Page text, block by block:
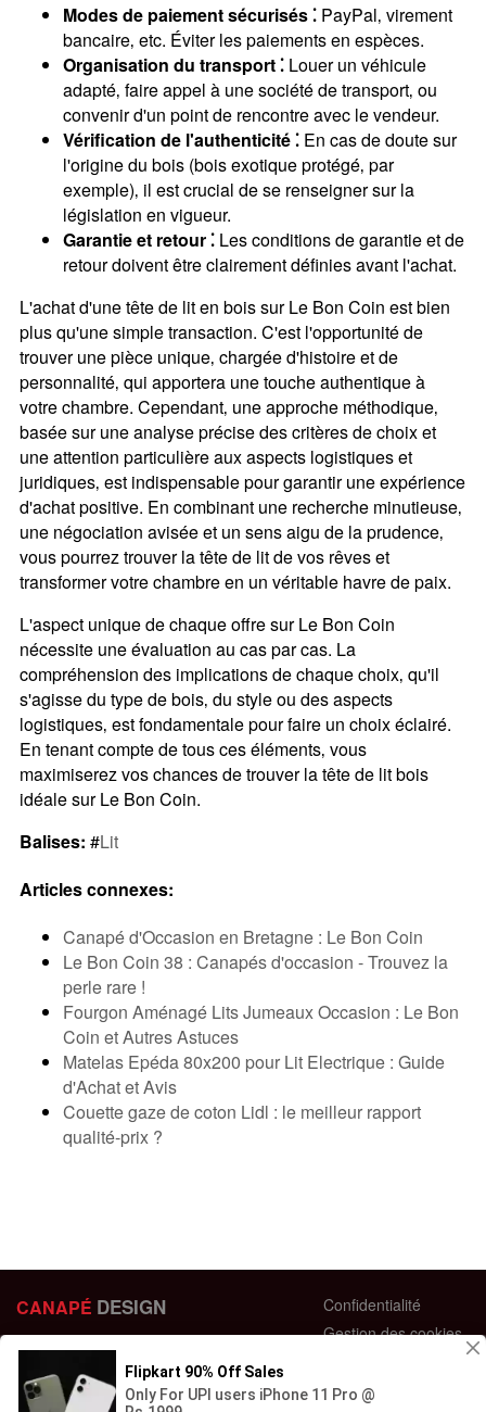
Modes de paiement sécurisés ⁚PayPal‚ virement
bancaire‚ etc. Éviter les paiements en espèces.
Organisation du transport ⁚Louer un véhicule
adapté‚ faire appel à une société de transport‚ ou
convenir d'un point de rencontre avec le vendeur.
Vérification de l'authenticité ⁚En cas de doute sur
l'origine du bois (bois exotique protégé‚ par
exemple)‚ il est crucial de se renseigner sur la
législation en vigueur.
Garantie et retour ⁚Les conditions de garantie et de
retour doivent être clairement définies avant l'achat.
L'achat d'une tête de lit en bois sur Le Bon Coin est bien
plus qu'une simple transaction. C'est l'opportunité de
trouver une pièce unique‚ chargée d'histoire et de
personnalité‚ qui apportera une touche authentique à
votre chambre. Cependant‚ une approche méthodique‚
basée sur une analyse précise des critères de choix et
une attention particulière aux aspects logistiques et
juridiques‚ est indispensable pour garantir une expérience
d'achat positive. En combinant une recherche minutieuse‚
une négociation avisée et un sens aigu de la prudence‚
vous pourrez trouver la tête de lit de vos rêves et
transformer votre chambre en un véritable havre de paix.
L'aspect unique de chaque offre sur Le Bon Coin
nécessite une évaluation au cas par cas. La
compréhension des implications de chaque choix‚ qu'il
s'agisse du type de bois‚ du style ou des aspects
logistiques‚ est fondamentale pour faire un choix éclairé.
En tenant compte de tous ces éléments‚ vous
maximiserez vos chances de trouver la tête de lit bois
idéale sur Le Bon Coin.
Balises: #Lit
Articles connexes:
Canapé d'Occasion en Bretagne : Le Bon Coin
Le Bon Coin 38 : Canapés d'occasion - Trouvez la
perle rare !
Fourgon Aménagé Lits Jumeaux Occasion : Le Bon
Coin et Autres Astuces
Matelas Epéda 80x200 pour Lit Electrique : Guide
d'Achat et Avis
Couette gaze de coton Lidl : le meilleur rapport
qualité-prix ?
CANAPÉ DESIGN
44 bis Rue des Bardines
63370 Lempdes, France
+33 658358352
Confidentialité
Gestion des cookies
Retour et échange